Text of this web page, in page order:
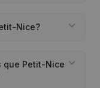
Nice?
que Petit-Nice